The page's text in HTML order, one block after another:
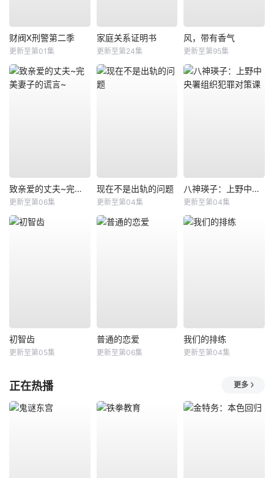
财阀X刑警第二季
更新至第01集
家庭关系证明书
更新至第24集
风，带有香气
更新至第95集
致亲爱的丈夫~完美妻子的谎言~
更新至第06集
现在不是出轨的问题
更新至第04集
八神瑛子：上野中央署组织犯罪对策课
更新至第04集
初智齿
更新至第05集
普通的恋爱
更新至第06集
我们的排练
更新至第04集
正在热播 更多